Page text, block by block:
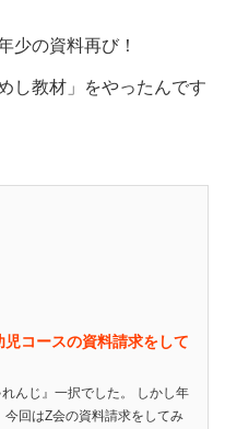
少の資料再び！
し教材」をやったんです
コースの資料請求をして
んじ』一択でした。 しかし年
回はZ会の資料請求をしてみ